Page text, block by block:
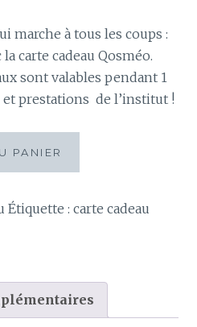
marche à tous les coups :
carte cadeau Qosméo.
sont valables pendant 1
prestations de l’institut !
PANIER
Étiquette :carte cadeau